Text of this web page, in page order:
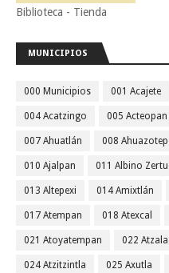
Biblioteca - Tienda
MUNICIPIOS
000 Municipios 001 Acajete
004 Acatzingo 005 Acteopan
007 Ahuatlán 008
010 Ajalpan 011 Albino
013 Altepexi 014 Amixtlán
017 Atempan 018 Atexcal
021 Atoyatempan 022 Atzala
024 Atzitzintla 025 Axutla